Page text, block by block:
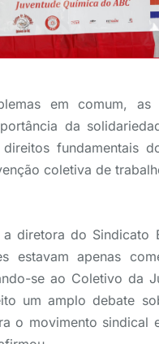
em comum,
da
direitos fundamentais
coletiva de
a diretora do
estavam apenas
se ao Coletivo da
um amplo debate
o movimento sindical